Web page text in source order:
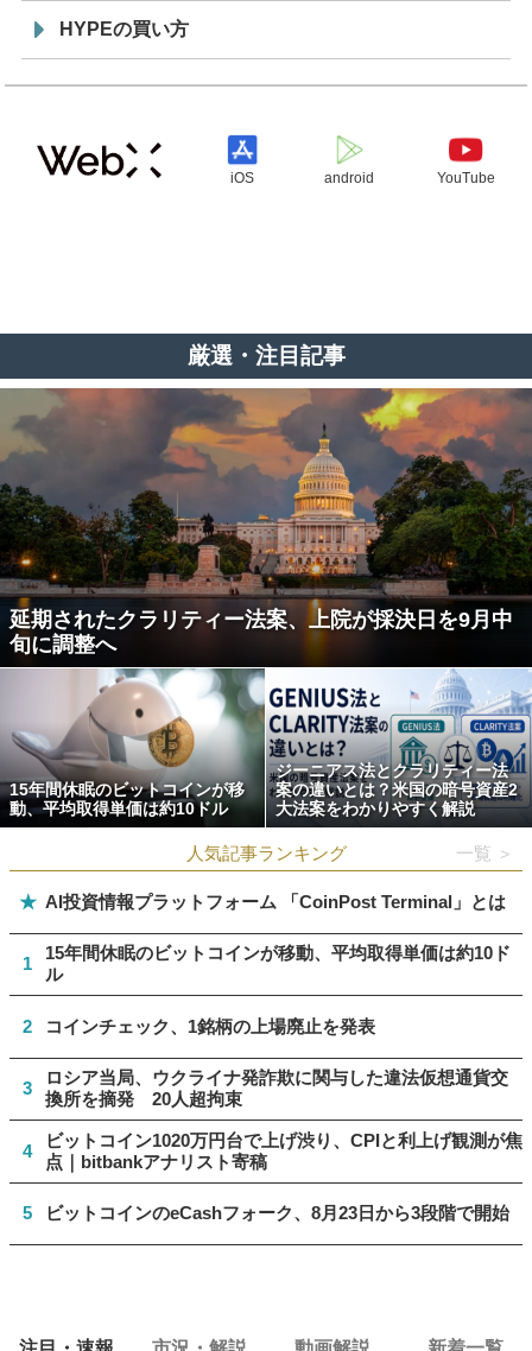
HYPEの買い方
iOS android YouTube
厳選・注目記事
延期されたクラリティー法案、上院が採決日を9月中
旬に調整へ
15年間休眠のビットコインが移
動、平均取得単価は約10ドル
ジーニアス法とクラリティー法
案の違いとは？米国の暗号資産2
大法案をわかりやすく解説
人気記事ランキング 一覧 ＞
★ AI投資情報プラットフォーム 「CoinPost Terminal」とは
1
15年間休眠のビットコインが移動、平均取得単価は約10ド
ル
2 コインチェック、1銘柄の上場廃止を発表
3
ロシア当局、ウクライナ発詐欺に関与した違法仮想通貨交
換所を摘発 20人超拘束
4
ビットコイン1020万円台で上げ渋り、CPIと利上げ観測が焦
点｜bitbankアナリスト寄稿
5 ビットコインのeCashフォーク、8月23日から3段階で開始